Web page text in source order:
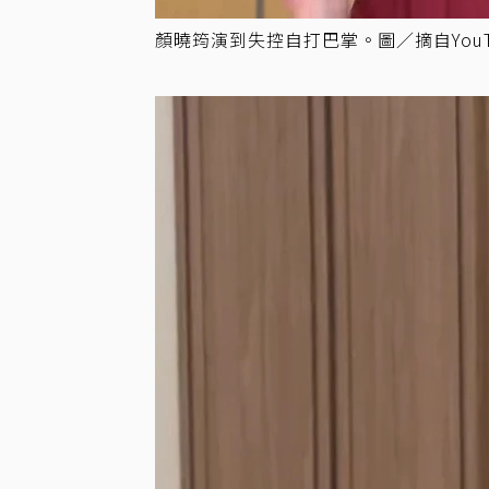
顏曉筠演到失控自打巴掌。圖／摘自